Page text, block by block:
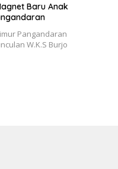
Baru Anak
Pangandaran
W.K.S Burjo